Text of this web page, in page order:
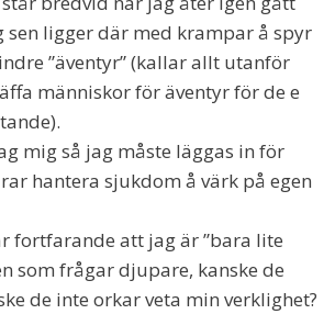
sen ligger där med krampar å spyr
”äventyr” (kallar allt utanför
människor för äventyr för de e
mig så jag måste läggas in för
hantera sjukdom å värk på egen
fortfarande att jag är ”bara lite
som frågar djupare, kanske de
de inte orkar veta min verklighet?